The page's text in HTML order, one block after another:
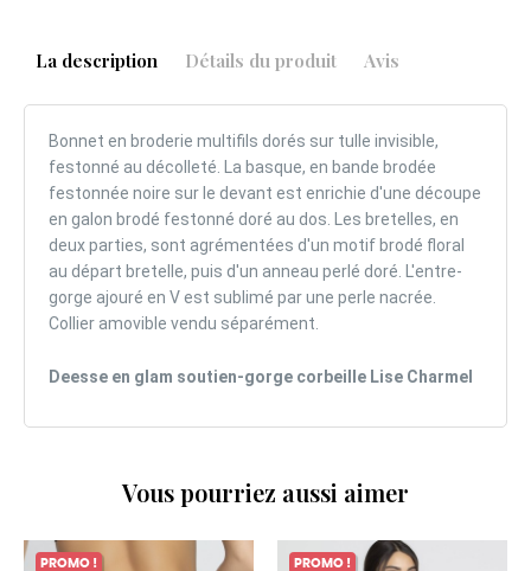
La description Détails du produit Avis
Bonnet en broderie multifils dorés sur tulle invisible,
festonné au décolleté. La basque, en bande brodée
festonnée noire sur le devant est enrichie d'une découpe
en galon brodé festonné doré au dos. Les bretelles, en
deux parties, sont agrémentées d'un motif brodé floral
au départ bretelle, puis d'un anneau perlé doré. L'entre-
gorge ajouré en V est sublimé par une perle nacrée.
Collier amovible vendu séparément.
Deesse en glam soutien-gorge corbeille Lise Charmel
Vous pourriez aussi aimer
PROMO ! PROMO !